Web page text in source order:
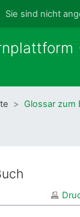
Sie sind nicht
Glossar zum